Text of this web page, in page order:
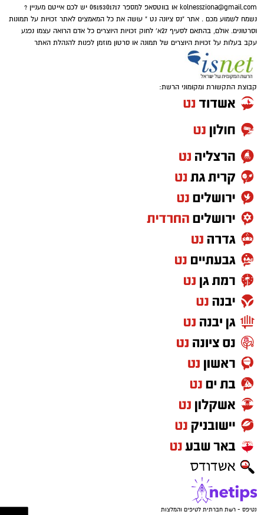
"חיבור סיעת הירוקים לקואליציה בראשות בוקסר
הוא לא מהלך אידיאולוגי ולא שינוי כיוון הוא מהלך
פוליטי שנועד לשרת עסקנים ובעלי אינטרסים.
במשך חודשים הציבור שמע הצהרות
חד־משמעיות על היעדר אמון בראש העיר, על
כישלון ההנהגה ועל הצורך להחליף את הדרך.
היום, ללא שום שינוי מהותי במדיניות או
בהתנהלות העירייה, אותם אנשים מצטרפים בדיוק
לאותה הנהגה שביקרו בחריפות.
הציבור זכאי לשאול שאלה פשוטה: אם כל מה
שנאמר היה נכון מה השתנה? ואם הוא לא היה נכון
למה נאמר מלכתחילה?
בסופו של דבר, נדמה שהכיסאות והתפקידים גברו
על העקרונות. תושבי נס ציונה מצפים מנבחרי
הציבור לעמוד מאחורי המילים שלהם גם כשהדבר
אינו נוח פוליטית.
האופוזיציה בראשותי תמשיך להיות אלטרנטיבה
עניינית, ערכית ועקבית, שתפעל אך ורק למען
kolnessziona@gmail.com
או בווטסאפ למספר 0515301717 יש לכם אייטם מעניין ?
נשמח לשמוע מכם . אתר "נס ציונה נט " עושה את כל המאמצים לאתר זכויות על תמונות
וסרטונים. אולם, בהתאם לסעיף 27א' לחוק זכויות היוצרים כל אדם הרואה עצמו נפגע
עקב בעלות על זכויות היוצרים של תמונה או סרטון מוזמן לפנות להנהלת האתר
קבוצת התקשורת ומקומוני הרשת:
נטיפס - רשת חברתית לטיפים והמלצות